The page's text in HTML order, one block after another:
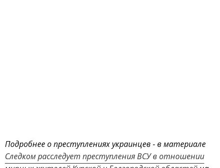
Подробнее о преступлениях украинцев - в материале
Следком расследует преступления ВСУ в отношении